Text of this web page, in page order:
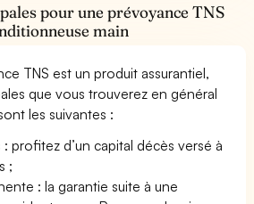
pour une prévoyance TNS
main
TNS est un produit assurantiel,
que vous trouverez en général
les suivantes :
profitez d’un capital décès versé à
;
: la garantie suite à une